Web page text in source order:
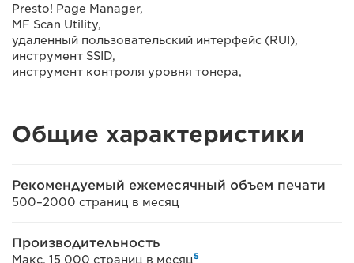
Presto! Page Manager,
MF Scan Utility,
удаленный пользовательский интерфейс (RUI),
инструмент SSID,
инструмент контроля уровня тонера,
Общие характеристики
Рекомендуемый ежемесячный объем печати
500–2000 страниц в месяц
Производительность
Макс. 15 000 страниц в месяц5